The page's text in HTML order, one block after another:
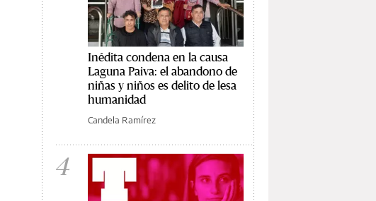
Inédita condena en la causa
Laguna Paiva: el abandono de
niñas y niños es delito de lesa
humanidad
Candela Ramírez
4